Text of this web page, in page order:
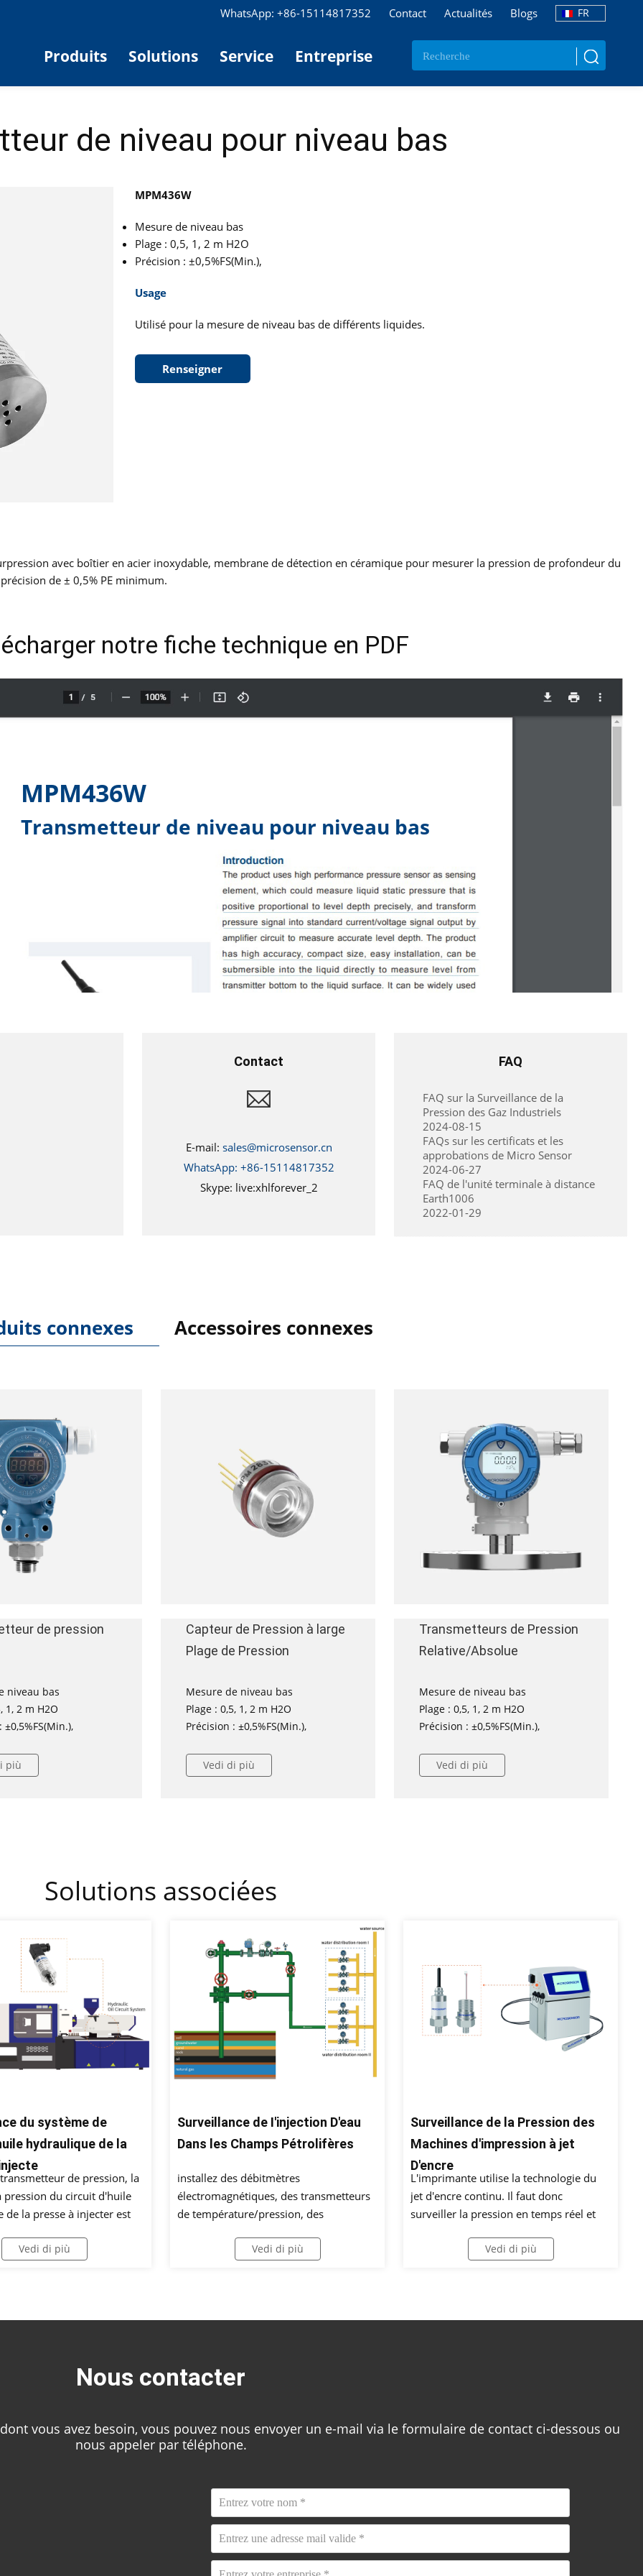
FR
Blogs
Actualités
Contact
WhatsApp: +86-15114817352
Produits Solutions Service Entreprise
de niveau pour niveau bas
MPM436W
Mesure de niveau bas
Plage : 0,5, 1, 2 m H2O
Précision : ±0,5%FS(Min.),
Usage
Utilisé pour la mesure de niveau bas de différents liquides.
Renseigner
avec boîtier en acier inoxydable, membrane de détection en céramique pour mesurer la pression de profondeur du
de ± 0,5% PE minimum.
notre fiche technique en PDF
MPM436W
Transmetteur de niveau pour niveau bas
FAQ
FAQ sur la Surveillance de la
Pression des Gaz Industriels
2024-08-15
FAQs sur les certificats et les
approbations de Micro Sensor
2024-06-27
FAQ de l'unité terminale à distance
Earth1006
2022-01-29
Contact
E-mail: sales@microsensor.cn
WhatsApp: +86-15114817352
Skype: live:xhlforever_2
connexes Accessoires connexes
de pression
niveau bas
1, 2 m H2O
più
Capteur de Pression à large
Plage de Pression
Mesure de niveau bas
Plage : 0,5, 1, 2 m H2O
Précision : ±0,5%FS(Min.),
Vedi di più
Transmetteurs de Pression
Relative/Absolue
Mesure de niveau bas
Plage : 0,5, 1, 2 m H2O
Précision : ±0,5%FS(Min.),
Vedi di più
Solutions associées
du système de
hydraulique de la
de pression, la
pression du circuit d'huile
de la presse à injecter est
de retour de contrôle
Vedi di più
Surveillance de I'injection D'eau
Dans les Champs Pétrolifères
installez des débitmètres
électromagnétiques, des transmetteurs
de température/pression, des
débit et d'autres instruments sur les
d'eau dans les champs pétrolifères pour
niveau de liquide en temps réel afin de
Vedi di più
Surveillance de la Pression des
Machines d'impression à jet
D'encre
L'imprimante utilise la technologie du
jet d'encre continu. Il faut donc
surveiller la pression en temps réel et
puisse produire de l'encre de manière
Vedi di più
Nous contacter
vous avez besoin, vous pouvez nous envoyer un e-mail via le formulaire de contact ci-dessous ou
nous appeler par téléphone.